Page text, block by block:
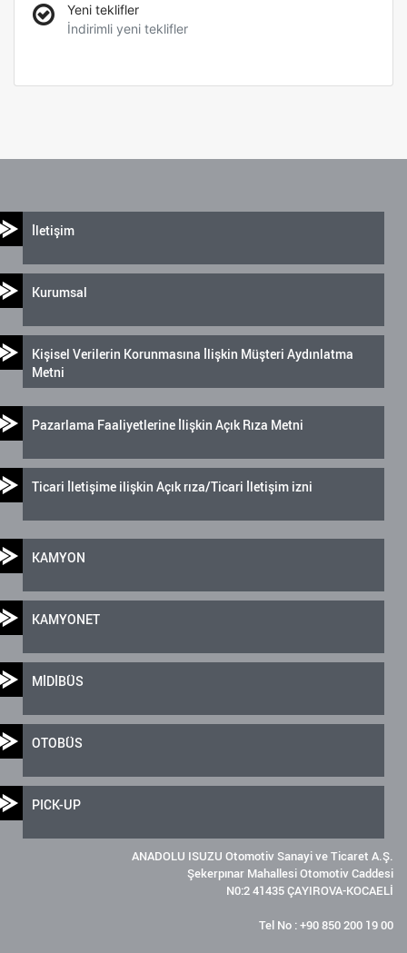
Yeni teklifler
İndirimli yeni teklifler
İletişim
Kurumsal
Kişisel Verilerin Korunmasına İlişkin Müşteri Aydınlatma
Metni
Pazarlama Faaliyetlerine İlişkin Açık Rıza Metni
Ticari İletişime ilişkin Açık rıza/Ticari İletişim izni
KAMYON
KAMYONET
MİDİBÜS
OTOBÜS
PICK-UP
ANADOLU ISUZU Otomotiv Sanayi ve Ticaret A.Ş.
Şekerpınar Mahallesi Otomotiv Caddesi
N0:2 41435 ÇAYIROVA-KOCAELİ
Tel No : +90 850 200 19 00